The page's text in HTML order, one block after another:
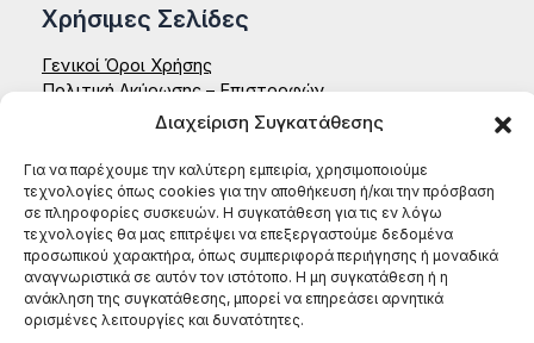
Διαχείριση Συγκατάθεσης
Για να παρέχουμε την καλύτερη εμπειρία, χρησιμοποιούμε
τεχνολογίες όπως cookies για την αποθήκευση ή/και την πρόσβαση
σε πληροφορίες συσκευών. Η συγκατάθεση για τις εν λόγω
τεχνολογίες θα μας επιτρέψει να επεξεργαστούμε δεδομένα
προσωπικού χαρακτήρα, όπως συμπεριφορά περιήγησης ή μοναδικά
αναγνωριστικά σε αυτόν τον ιστότοπο. Η μη συγκατάθεση ή η
ανάκληση της συγκατάθεσης, μπορεί να επηρεάσει αρνητικά
ορισμένες λειτουργίες και δυνατότητες.
Χρήσιμες Σελίδες
Γενικοί Όροι Χρήσης
Πολιτική Ακύρωσης – Επιστροφών
Δήλωση Απορρήτου – Aenaon
ΑΕΝΑΟΝ ΚΟΙΝΣΕΠ
Έδρα: Ζαΐμη 35, 27131, Πύργος Ηλείας
ΑΦΜ: 996784522
ΤΗΛ: (+30) 698 199 8604